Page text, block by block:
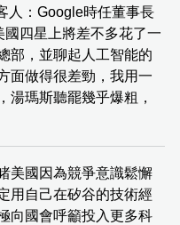
人：Google時任董事長
四星上將差不多花了一
部，並聊起人工智能的
面做得很差勁，我用一
湯瑪斯聽罷幾乎爆粗，
美國因為競爭意識鬆懈
用自己在矽谷的技術經
向國會呼籲投入更多科